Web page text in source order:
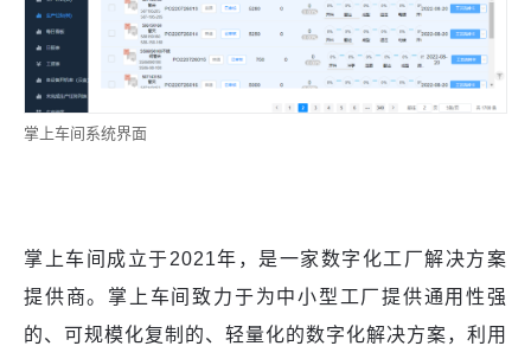
掌上车间系统界面
掌上车间成立于2021年，是一家数字化工厂解决方案
提供商。掌上车间致力于为中小型工厂提供通用性强
的、可规模化复制的、轻量化的数字化解决方案，利用